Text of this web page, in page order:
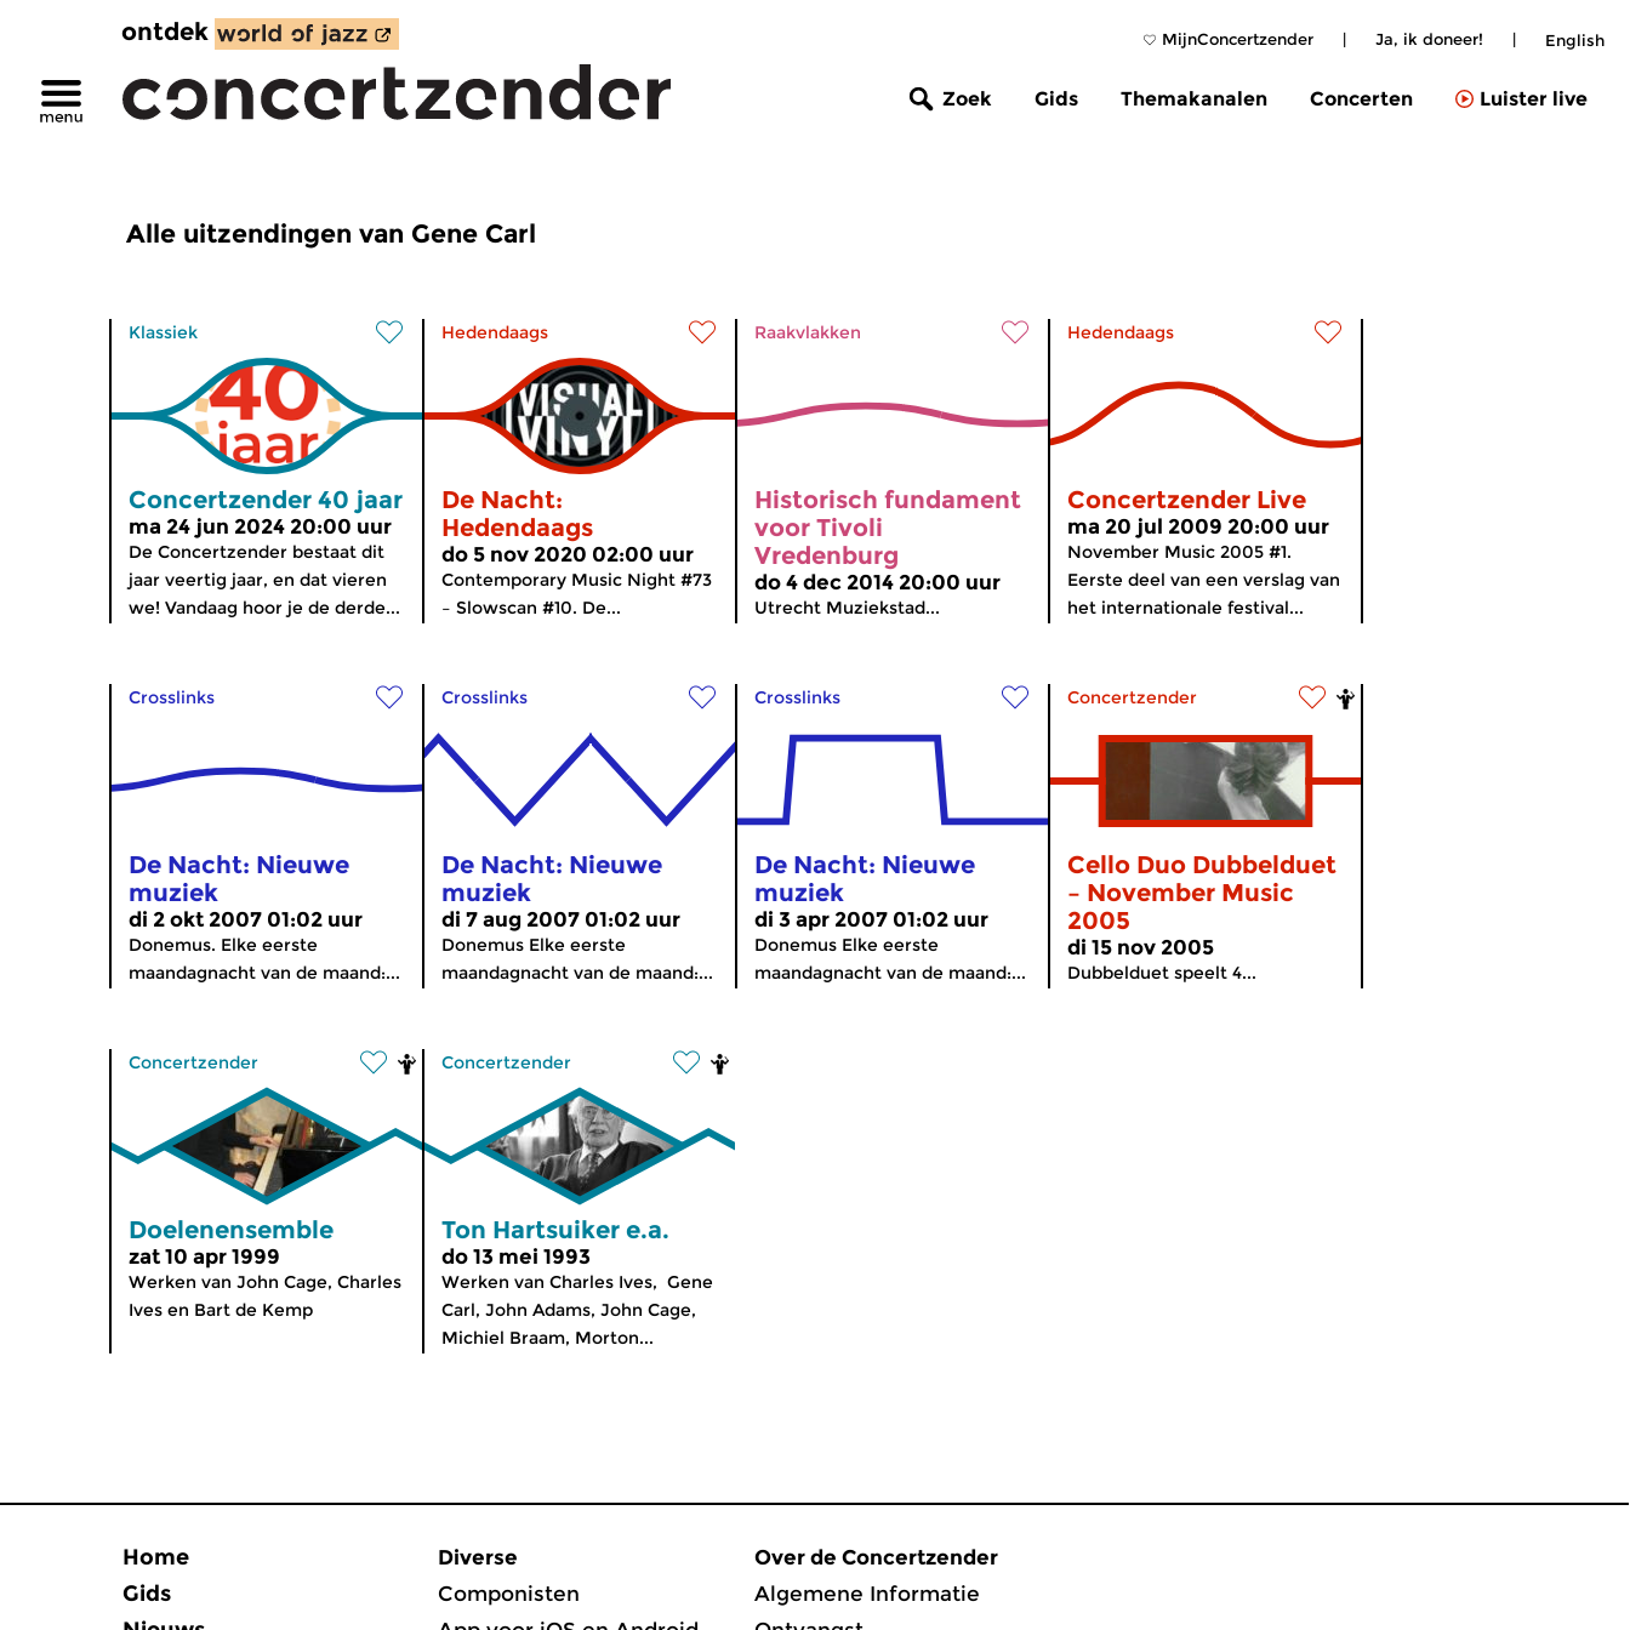
MijnConcertzender | Ja, ik doneer! | English
ontdek
Zoek Gids Themakanalen Concerten Luister live
Alle uitzendingen van Gene Carl
Klassiek
Concertzender 40 jaar
ma 24 jun 2024 20:00 uur
De Concertzender bestaat dit
jaar veertig jaar, en dat vieren
we! Vandaag hoor je de derde...
Hedendaags
De Nacht:
Hedendaags
do 5 nov 2020 02:00 uur
Contemporary Music Night #73
– Slowscan #10. De...
Raakvlakken
Historisch fundament
voor Tivoli
Vredenburg
do 4 dec 2014 20:00 uur
Utrecht Muziekstad...
Hedendaags
Concertzender Live
ma 20 jul 2009 20:00 uur
November Music 2005 #1.
Eerste deel van een verslag van
het internationale festival...
Crosslinks
De Nacht: Nieuwe
muziek
di 2 okt 2007 01:02 uur
Donemus. Elke eerste
maandagnacht van de maand:...
Crosslinks
De Nacht: Nieuwe
muziek
di 7 aug 2007 01:02 uur
Donemus Elke eerste
maandagnacht van de maand:...
Crosslinks
De Nacht: Nieuwe
muziek
di 3 apr 2007 01:02 uur
Donemus Elke eerste
maandagnacht van de maand:...
Concertzender
Cello Duo Dubbelduet
– November Music
2005
di 15 nov 2005
Dubbelduet speelt 4...
Concertzender
Doelenensemble
zat 10 apr 1999
Werken van John Cage, Charles
Ives en Bart de Kemp
Concertzender
Ton Hartsuiker e.a.
do 13 mei 1993
Werken van Charles Ives, Gene
Carl, John Adams, John Cage,
Michiel Braam, Morton...
Home
Gids
Diverse
Componisten
Over de Concertzender
Algemene Informatie